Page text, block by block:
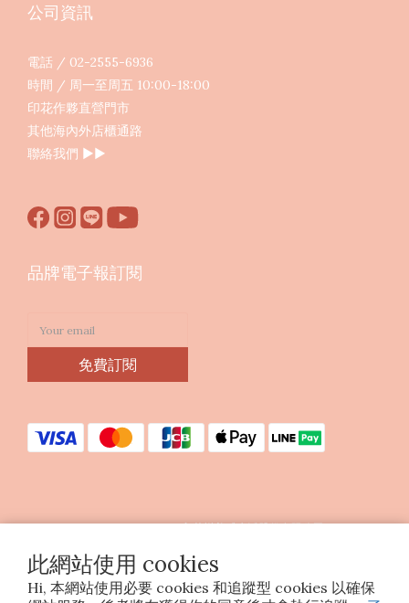
此網站使用 cookies
Hi, 本網站使用必要 cookies 和追蹤型 cookies 以確保
公司資訊
電話 / 02-2555-6936
時間 / 周一至周五 10:00-18:00
印花作夥直營門市
其他海內外店櫃通路
聯絡我們 ▶︎▶︎
品牌電子報訂閱
免費訂閱
Copyright © 2023 印花樂美感生活股份有限公司